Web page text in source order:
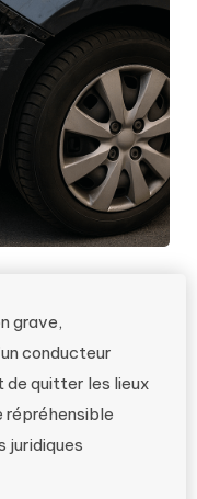
grave,
conducteur
de quitter les lieux
répréhensible
juridiques